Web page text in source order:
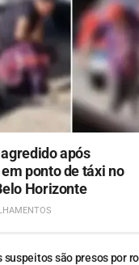
após
ponto de táxi no
Horizonte
suspeitos são presos por